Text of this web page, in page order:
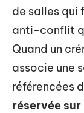
de salles qui
anti-conflit
Quand un
associe une
référencées
réservée